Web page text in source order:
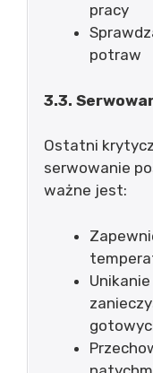
pracy
potraw
3.3.
Ostatni
serwowanie
ważne jest: